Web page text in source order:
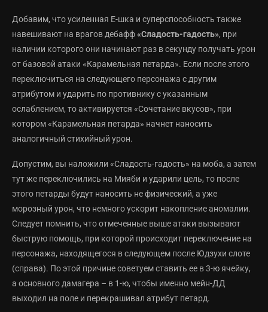
Добавим, что усиленная Е-шка и суперспособность также
навешивают на врагов дебафф«Сладость-гадость», при
наличии которого они начинают раз в секунду получать урон
от базовой атаки «Карамельная петарда». Если после этого
переключиться на следующего персонажа с другим
атрибутом и ударить по противнику с указанным
ослаблением, то активируется «Сочетание вкусов», при
котором «Карамельная петарда» начнет наносить
аналогичный стихийный урон.
Допустим, вы наложили «Сладость-гадость» на моба, а затем
тут же переключились на Мияби и ударили цель, то после
этого петарды будут наносить не физический, а уже
морозный урон, что немного ускорит накопление аномалии.
Следует помнить, что отмеченные выше атаки вызывают
быструю помощь, при которой происходит переключение на
персонажа, находящегося в следующем после Юдзухи слоте
(справа). По этой причине советуем ставить ее в 3-ю ячейку,
а основного дамагера – в 1-ю, чтобы именно мейн-ДД
выходил на поле и перекрашивал атрибут петард.